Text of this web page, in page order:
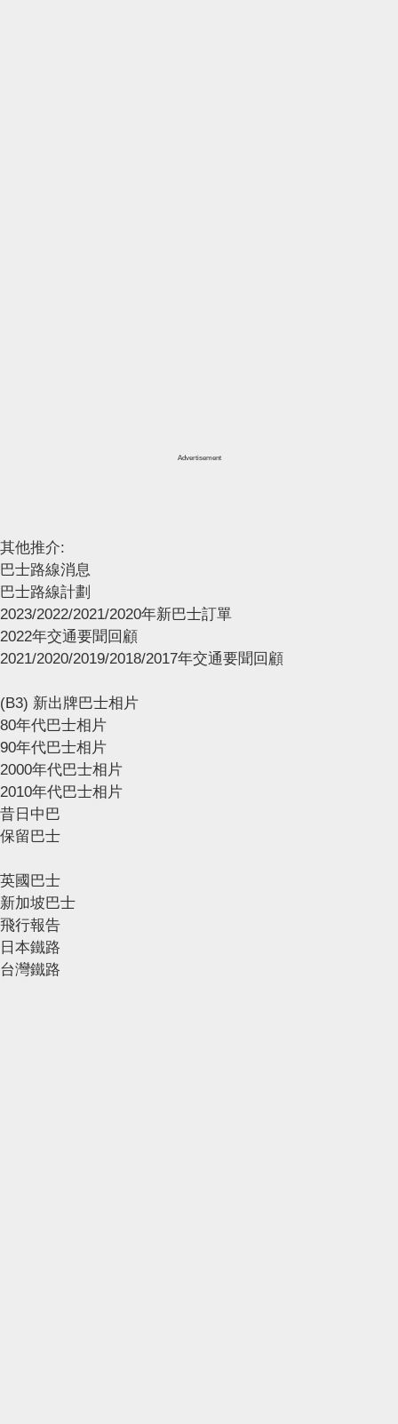
Advertisement
其他推介:
巴士路線消息
巴士路線計劃
2023/2022/2021/2020年新巴士訂單
2022年交通要聞回顧
2021/2020/2019/2018/2017年交通要聞回顧
(B3) 新出牌巴士相片
80年代巴士相片
90年代巴士相片
2000年代巴士相片
2010年代巴士相片
昔日中巴
保留巴士
英國巴士
新加坡巴士
飛行報告
日本鐵路
台灣鐵路